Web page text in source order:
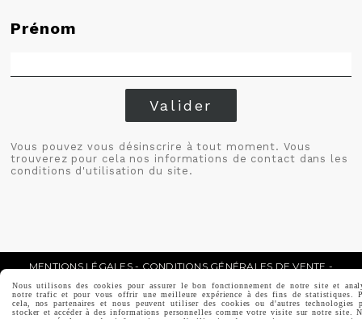
Prénom
Valider
Vous pouvez vous désinscrire à tout moment. Vous
trouverez pour cela nos informations de contact dans les
conditions d'utilisation du site.
MENTIONS LÉGALES
CONDITIONS GÉNÉRALES DE VENTE
CRÉÉ AVEC CMONSITE
Nous utilisons des cookies pour assurer le bon fonctionnement de notre site et
notre trafic et pour vous offrir une meilleure expérience à des fins de statistiques.
cela, nos partenaires et nous peuvent utiliser des cookies ou d'autres technologies
stocker et accéder à des informations personnelles comme votre visite sur notre site.